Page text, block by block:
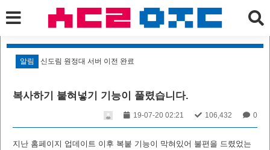
알림 신도림 원정대 서버 이전 완료
복사하기 붙혀넣기 기능이 풀렸습니다.
19-07-20 02:21 106,432 0
지난 홈페이지 업데이트 이후 복붙 기능이 막혀있어 불편을 드렸었는